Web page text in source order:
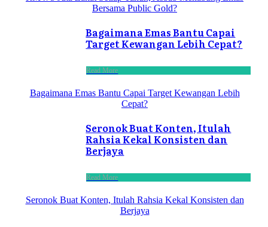
Bersama Public Gold?
Bagaimana Emas Bantu Capai
Target Kewangan Lebih Cepat?
Read More
Bagaimana Emas Bantu Capai Target Kewangan Lebih
Cepat?
Seronok Buat Konten, Itulah
Rahsia Kekal Konsisten dan
Berjaya
Read More
Seronok Buat Konten, Itulah Rahsia Kekal Konsisten dan
Berjaya